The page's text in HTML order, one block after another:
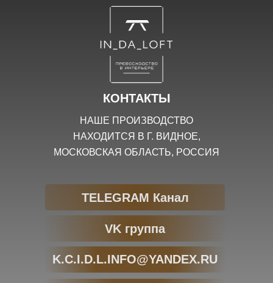
КОНТАКТЫ
НАШЕ ПРОИЗВОДСТВО
НАХОДИТСЯ В Г. ВИДНОЕ,
МОСКОВСКАЯ ОБЛАСТЬ, РОССИЯ
K.C.I.D.L.INFO@YANDEX.RU
TELEGRAM Канал
VK группа